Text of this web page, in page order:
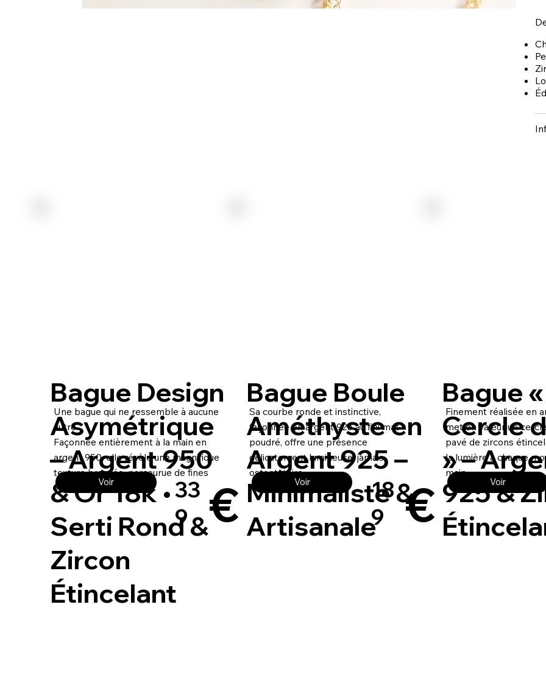
Bague Design
Asymétrique
– Argent 950
& Or 18k •
Serti Rond &
Zircon
Étincelant
Une bague qui ne ressemble à aucune
autre.
Façonnée entièrement à la main en
argent 950, elle révèle une magnifique
texture brossée, parcourue de fines
lignes rotatives.
Voir
33
9
€
Bague Boule
Améthyste en
Argent 925 –
Minimaliste &
Artisanale
Sa courbe ronde et instinctive,
façonnée en argent 925 au fini mat
poudré, offre une présence
délicatement lumineuse, jamais
ostentatoire.
Voir
18
9
€
Bague «
Cercle
» –
925 &
Finement réalisée en
met en valeur un
pavé de zircons
la lumière à chaque
main.
Voir